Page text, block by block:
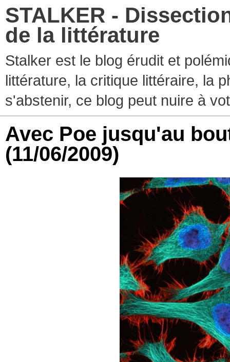
STALKER -
de la littérature
Stalker est le blog érudit et
littérature, la critique littéraire, la
s'abstenir, ce blog peut nuire à
Avec Poe jusqu'au
(11/06/2009)